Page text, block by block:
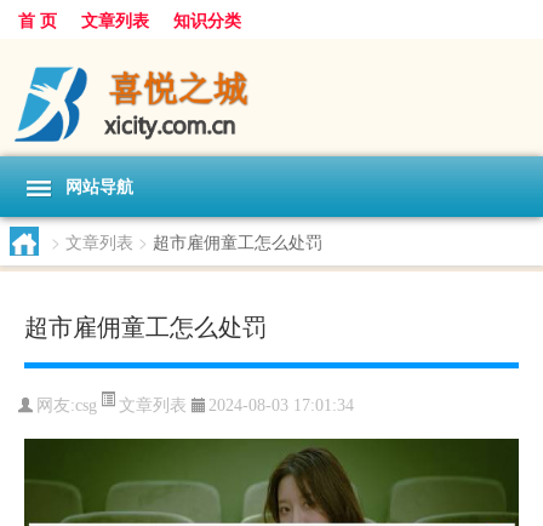
首 页 文章列表 知识分类
网站导航
> 文章列表 > 超市雇佣童工怎么处罚
超市雇佣童工怎么处罚
网友:csg 文章列表 2024-08-03 17:01:34